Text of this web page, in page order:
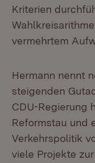
Kriterien
vermehrtem
Hermann nennt
steigenden
CDU-Regierung
Reformstau und
Verkehrspolitik
viele Projekte